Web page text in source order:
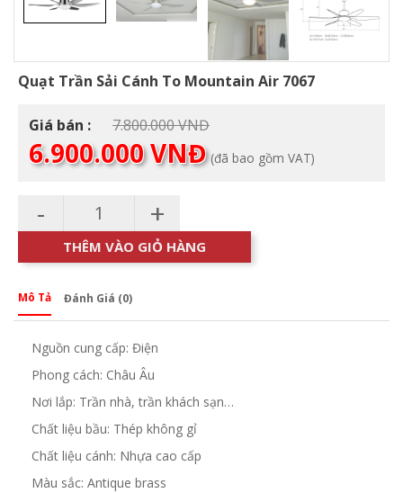
Quạt Trần Sải Cánh To Mountain Air 7067
Giá bán : 7.800.000VNĐGiá
là:
6.900.000VNĐGiá
hiện
(đã bao gồm VAT)
- +
THÊM VÀO GIỎ HÀNG
Mô Tả Đánh Giá (0)
Nguồn cung cấp: Điện
Phong cách: Châu Âu
Nơi lắp: Trần nhà, trần khách sạn…
Chất liệu bầu: Thép không gỉ
Chất liệu cánh: Nhựa cao cấp
Màu sắc: Antique brass